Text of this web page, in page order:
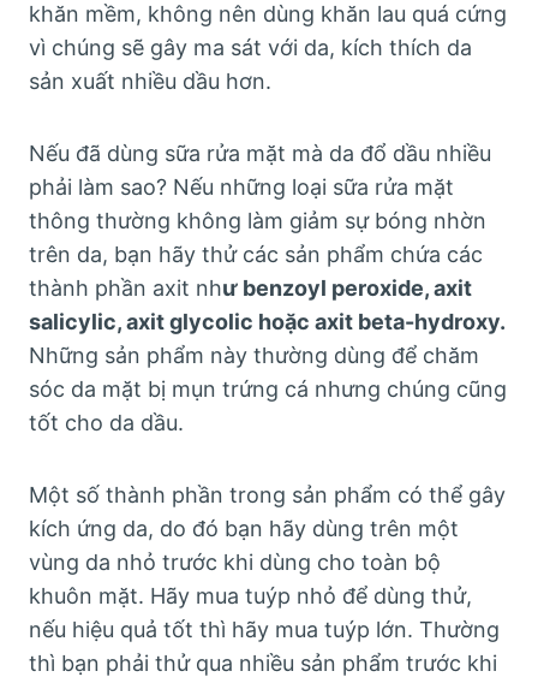
khăn mềm, không nên dùng khăn lau quá cứng
vì chúng sẽ gây ma sát với da, kích thích da
sản xuất nhiều dầu hơn.
Nếu đã dùng sữa rửa mặt mà da đổ dầu nhiều
phải làm sao? Nếu những loại sữa rửa mặt
thông thường không làm giảm sự bóng nhờn
trên da, bạn hãy thử các sản phẩm chứa các
thành phần axit như benzoyl peroxide, axit
salicylic, axit glycolic hoặc axit beta-hydroxy.
Những sản phẩm này thường dùng để chăm
sóc da mặt bị mụn trứng cá nhưng chúng cũng
tốt cho da dầu.
Một số thành phần trong sản phẩm có thể gây
kích ứng da, do đó bạn hãy dùng trên một
vùng da nhỏ trước khi dùng cho toàn bộ
khuôn mặt. Hãy mua tuýp nhỏ để dùng thử,
nếu hiệu quả tốt thì hãy mua tuýp lớn. Thường
thì bạn phải thử qua nhiều sản phẩm trước khi